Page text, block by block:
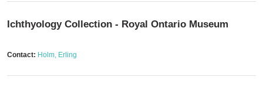
Ichthyology Collection - Royal Ontario Museum
Contact: Holm, Erling